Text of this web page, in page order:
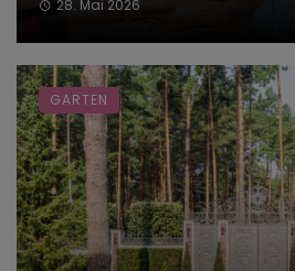
28. Mai 2026
GARTEN